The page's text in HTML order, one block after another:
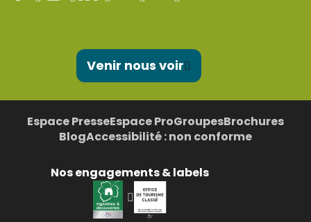
Venir nous voir
Espace PresseEspace ProGroupesBrochures
BlogAccessibilité : non conforme
Nos engagements & labels